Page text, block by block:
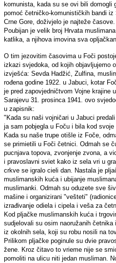
komunista, kada su se ovi bili domogli
pomoć četničko-komunističkih bandi iz
Crne Gore, doživjelo je najteže časove.
Poubijan je velik broj Hrvata
katlika, a njihova imovina sva
O tim jezovitim časovima u Foči
izkazi svjedoka, od kojih objavljujemo
izvješća: Sevda Hadžić, Zulfina,
rođena godine 1922. u Jabuci, kotar
je pred zapovjedničtvom Vojne krajine u
Sarajevu 31. prosinca 1941. ovo
u zapisnik:
"Kada su naši vojničari u Jabuci
ja sam pobjegla u Foču i bila kod svoje
Kada su naše trupe otišle iz Foče,
se primietili u Foči četnici. Odmah se
pucnjava topova, zvonjenje zvona, a
i pravoslavni sviet kako iz sela vri u
crkve se igralo cieli dan. Nastala je
muslimanskih kuća i ubijanje
muslimanki. Odmah su oduzete sve
mašine i organizirani "vešteti"
izrađivanje odiela i cipela i veša za
Kod pljačke muslimanskih kuća i
sudjelovali su osim naoružanih četnika
iz okolnih sela, koji su robu nosili na
Prilikom pljačke poginule su dvie
žene. Kroz čitavo to vrieme nije se
pomoliti na ulicu niti jedan musliman.